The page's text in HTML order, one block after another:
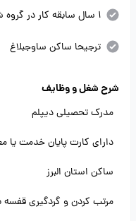
1 سال سابقه کار در گروه شغلی مشابه
ترجیحا ساکن ساوجبلاغ
شرح شغل و وظایف
مدرک تحصیلی دیپلم
دارای کارت پایان خدمت یا
ساکن استان البرز
مرتب کردن و گردگیری قفسه